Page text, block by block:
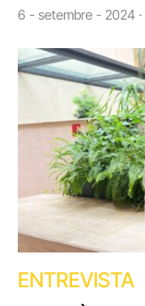
6 - setembre - 2024 ·
ENTREVISTA